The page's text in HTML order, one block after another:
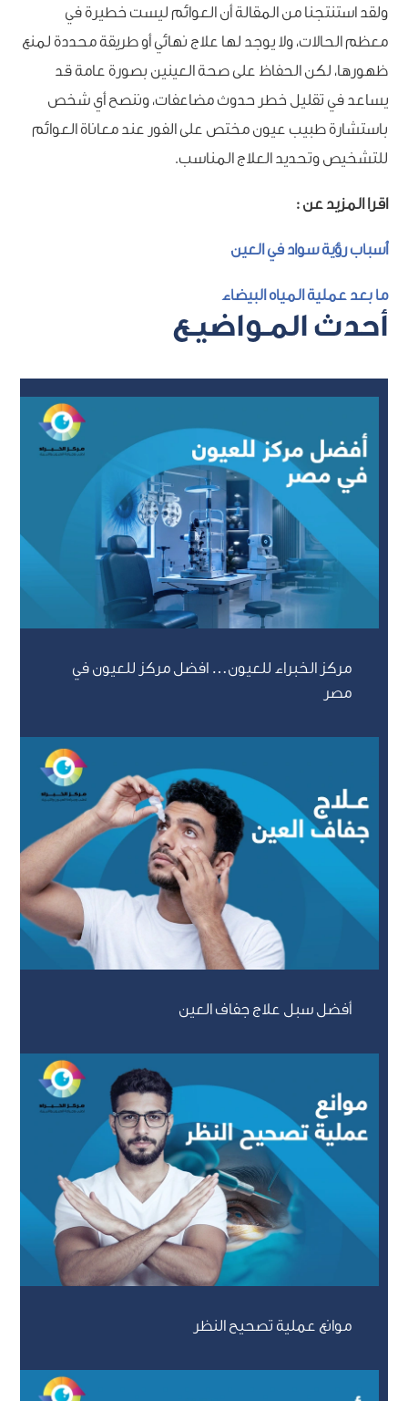
أحدث المـواضيـع
مركز الخبراء للعيون… افضل مركز للعيون في
مصر
أفضل سبل علاج جفاف العين
موانع عملية تصحيح النظر
ولقد استنتجنا من المقالة أن العوائم ليست خطيرة في
معظم الحالات، ولا يوجد لها علاج نهائي أو طريقة محددة لمنع
ظهورها، لكن الحفاظ على صحة العينين بصورة عامة قد
يساعد في تقليل خطر حدوث مضاعفات، وننصح أي شخص
باستشارة طبيب عيون مختص على الفور عند معاناة العوائم
للتشخيص وتحديد العلاج المناسب.
اقرا المزيد عن :
أسباب رؤية سواد في العين
ما بعد عملية المياه البيضاء